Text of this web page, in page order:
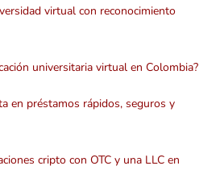
virtual con reconocimiento
universitaria virtual en Colombia?
en préstamos rápidos, seguros y
cripto con OTC y una LLC en